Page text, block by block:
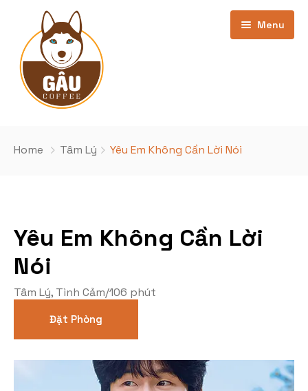
Menu
cơ sở Phan Văn Trường
Cơ sở Nghĩa Đô
Kho phim
Phim Đang Hot
Phim sắp chiếu
Phim kinh dị
Khuyến Mãi
Tin Tức
Home Tâm Lý Yêu Em Không Cần Lời Nói
Yêu Em Không Cần Lời
Nói
Tâm Lý, Tình Cảm/106 phút
Đặt Phòng